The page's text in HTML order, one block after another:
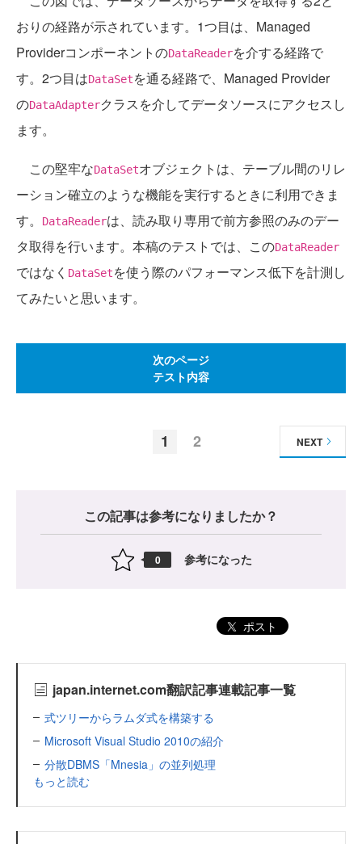
おりの経路が示されています。1つ目は、Managed
ProviderコンポーネントのDataReaderを介する経路で
す。2つ目はDataSetを通る経路で、Managed Provider
のDataAdapterクラスを介してデータソースにアクセスし
ます。
この堅牢なDataSetオブジェクトは、テーブル間のリレ
ーション確立のような機能を実行するときに利用できま
す。
DataReaderは、読み取り専用で前方参照のみのデー
タ取得を行います。本稿のテストでは、このDataReader
ではなく DataSetを使う際のパフォーマンス低下を計測し
てみたいと思います。
次のページ
テスト内容
1 2 NEXT
この記事は参考になりましたか？
0 参考になった
ポスト
japan.internet.com翻訳記事連載記事一覧
式ツリーからラムダ式を構築する
Microsoft Visual Studio 2010の紹介
分散DBMS「Mnesia」の並列処理
もっと読む